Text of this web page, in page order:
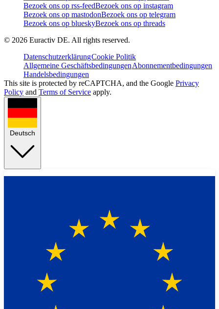
Bezoek ons op rss-feedBezoek ons op instagram
Bezoek ons op mastodonBezoek ons op telegram
Bezoek ons op blueskyBezoek ons op threads
© 2026 Euractiv DE. All rights reserved.
DatenschutzerklärungCookie Politik
Allgemeine GeschäftsbedingungenAbonnementbedingungen
Handelsbedingungen
This site is protected by reCAPTCHA, and the Google Privacy
Policy and Terms of Service apply.
Deutsch